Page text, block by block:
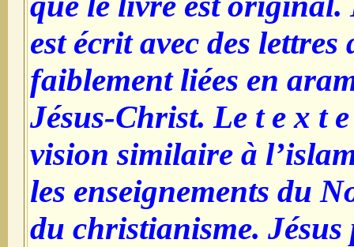
est écrit avec des
faiblement liées en
Jésus-Christ. Le t e x t
vision similaire à
les enseignements du
du christianisme.Jésus